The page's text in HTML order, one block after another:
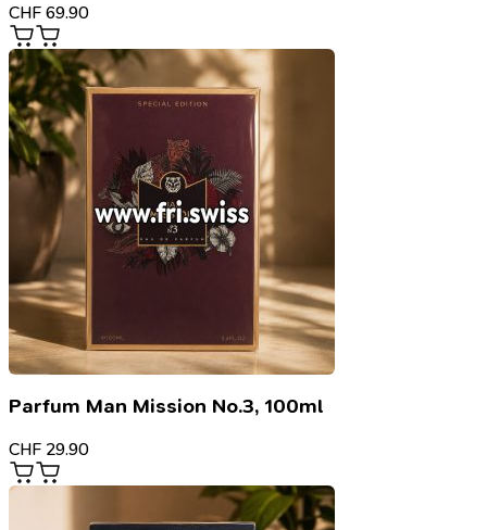
CHF 69.90
Parfum Man Mission No.3, 100ml
CHF 29.90